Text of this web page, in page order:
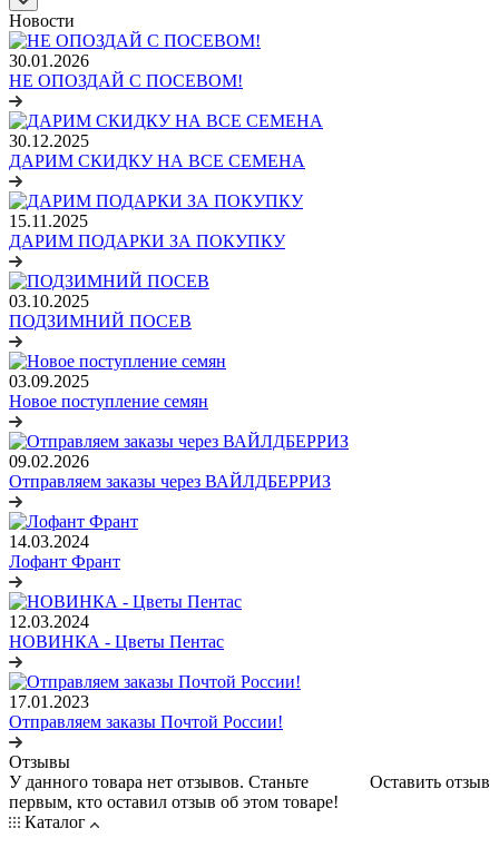
Новости
30.01.2026
НЕ ОПОЗДАЙ С ПОСЕВОМ!
30.12.2025
ДАРИМ СКИДКУ НА ВСЕ СЕМЕНА
15.11.2025
ДАРИМ ПОДАРКИ ЗА ПОКУПКУ
03.10.2025
ПОДЗИМНИЙ ПОСЕВ
03.09.2025
Новое поступление семян
09.02.2026
Отправляем заказы через ВАЙЛДБЕРРИЗ
14.03.2024
Лофант Франт
12.03.2024
НОВИНКА - Цветы Пентас
17.01.2023
Отправляем заказы Почтой России!
Отзывы
Оставить отзыв
У данного товара нет отзывов. Станьте
первым, кто оставил отзыв об этом товаре!
Каталог